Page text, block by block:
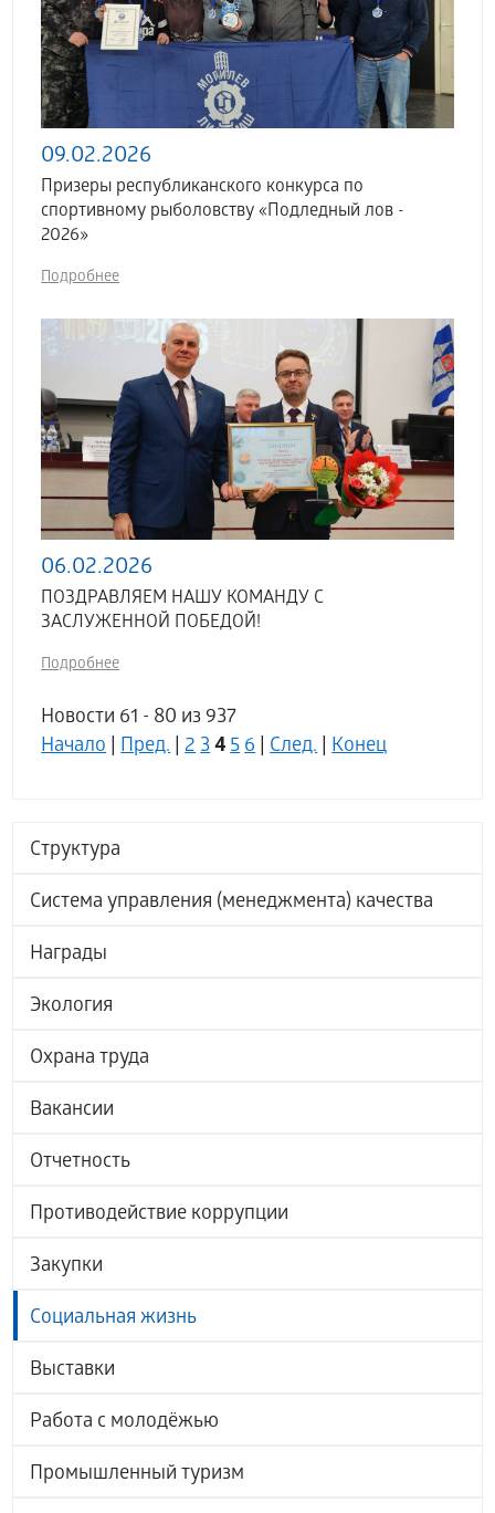
Структура
Система управления (менеджмента) качества
Награды
Экология
Охрана труда
Вакансии
Отчетность
Противодействие коррупции
Закупки
Социальная жизнь
Выставки
Работа с молодёжью
Промышленный туризм
09.02.2026
Призеры республиканского конкурса по
спортивному рыболовству «Подледный лов -
2026»
Подробнее
06.02.2026
ПОЗДРАВЛЯЕМ НАШУ КОМАНДУ С
ЗАСЛУЖЕННОЙ ПОБЕДОЙ!
Подробнее
Новости 61 - 80 из 937
Начало|Пред.|234 56|След.|Конец